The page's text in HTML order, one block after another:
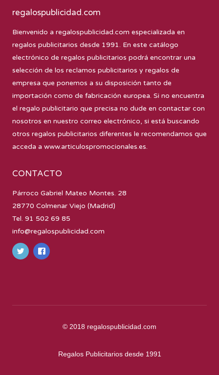
regalospublicidad.com
Bienvenido a regalospublicidad.com especializada en
regalos publicitarios desde 1991. En este catálogo
electrónico de regalos publicitarios podrá encontrar una
selección de los reclamos publicitarios y regalos de
empresa que ponemos a su disposición tanto de
importación como de fabricación europea. Si no encuentra
el regalo publicitario que precisa no dude en contactar con
nosotros en nuestro correo electrónico, si está buscando
otros regalos publicitarios diferentes le recomendamos que
acceda a www.articulospromocionales.es.
CONTACTO
Párroco Gabriel Mateo Montes. 28
28770 Colmenar Viejo (Madrid)
Tel. 91 502 69 85
info@regalospublicidad.com
© 2018 regalospublicidad.com
Regalos Publicitarios desde 1991